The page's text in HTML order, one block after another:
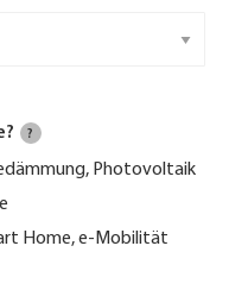
?
Photovoltaik
Home, e-Mobilität